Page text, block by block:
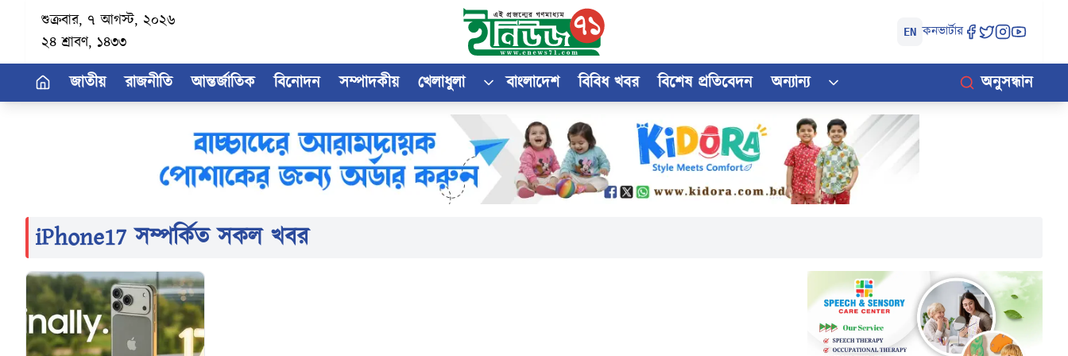
শুক্রবার, ৭ আগস্ট, ২০২৬
২৪ শ্রাবণ, ১৪৩৩
EN কনভার্টার
জাতীয় রাজনীতি আন্তর্জাতিক বিনোদন সম্পাদকীয় খেলাধুলা বাংলাদেশ বিবিধ খবর বিশেষ প্রতিবেদন অন্যান্য অনুসন্ধান
iPhone17 সম্পর্কিত সকল খবর